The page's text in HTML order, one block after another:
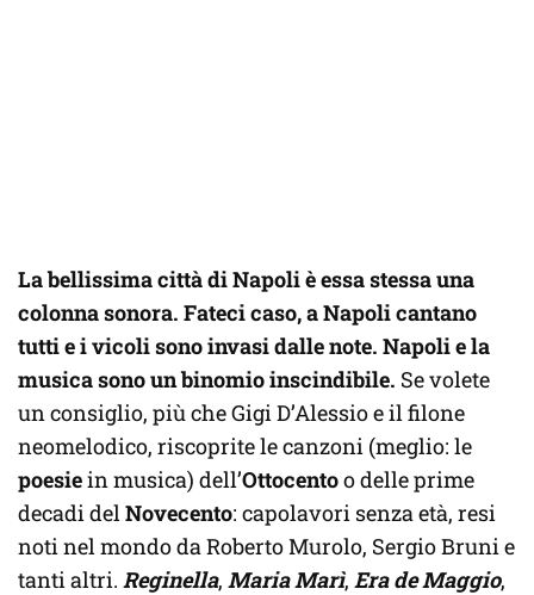
La bellissima città di Napoli è essa stessa una
colonna sonora. Fateci caso, a Napoli cantano
tutti e i vicoli sono invasi dalle note. Napoli e la
musica sono un binomio inscindibile. Se volete
un consiglio, più che Gigi D’Alessio e il filone
neomelodico, riscoprite le canzoni (meglio: le
poesiein musica) dell’Ottocentoo delle prime
decadi del Novecento: capolavori senza età, resi
noti nel mondo da Roberto Murolo, Sergio Bruni e
tanti altri. Reginella, Maria Marì, Era de Maggio,